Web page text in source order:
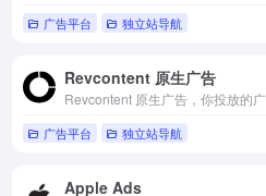
广告平台 独立站导航
Revcontent 原生广告
广告平台 独立站导航
Apple Ads